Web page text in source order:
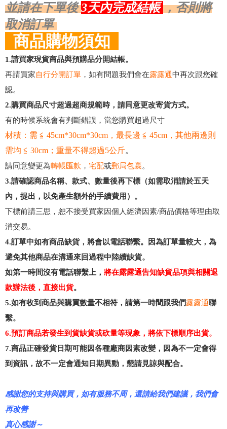
並請在下單後3天內完成結帳，否則將
取消訂單
商品購物須知
1.請買家現貨商品與預購品分開結帳。
再請買家自行分開訂單 ，如有問題我們會在露露通中再次跟您確
認。
2.購買商品尺寸超過超商規範時，請同意更改寄貨方式。
有的時候系統會有判斷錯誤，當您購買超過尺寸
材積：需 ≦ 45cm*30cm*30cm，最長邊 ≦ 45cm，其他兩邊則
需均 ≦ 30cm；重量不得超過5公斤。
請同意變更為轉帳匯款 ， 宅配或郵局包裹。
3.請確認商品名稱、款式、數量後再下標 （如需取消請於五天
內，提出，以免產生額外的手續費用）。
下標前請三思，恕不接受買家因個人經濟因素/商品價格等理由取
消交易。
4.訂單中如有商品缺貨，將會以電話聯繫。
因為訂單量較大，為
避免其他商品在溝通來回過程中陸續缺貨。
如第一時間沒有電話聯繫上， 將在露露通告知缺貨品項與相關退
款辦法後，直接出貨。
5.如有收到商品與購買數量不相符，請第一時間跟我們露露通聯
繫。
6.預訂商品若發生到貨缺貨或砍量等現象，將依下標順序出貨。
7.商品正確發貨日期可能因各種廠商因素改變，因為不一定會得
到資訊，故不一定會通知日期異動，懇請見諒與配合。
感謝您的支持與購買，如有服務不周，還請給我們建議，我們會
再改善
真心感謝～